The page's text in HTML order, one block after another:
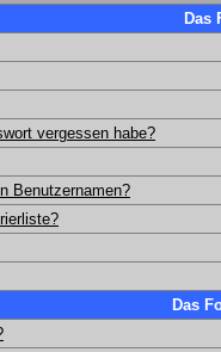
Das
vergessen habe?
Benutzernamen?
Das